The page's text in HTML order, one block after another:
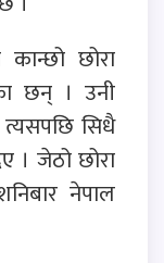
कान्छो छोरा
छन् । उनी
सिधै
। जेठो छोरा
नेपाल